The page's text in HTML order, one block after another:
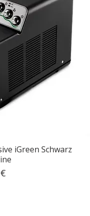
iGreen Schwarz